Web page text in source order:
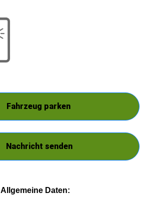
Fahrzeug parken
Nachricht senden
Allgemeine Daten: